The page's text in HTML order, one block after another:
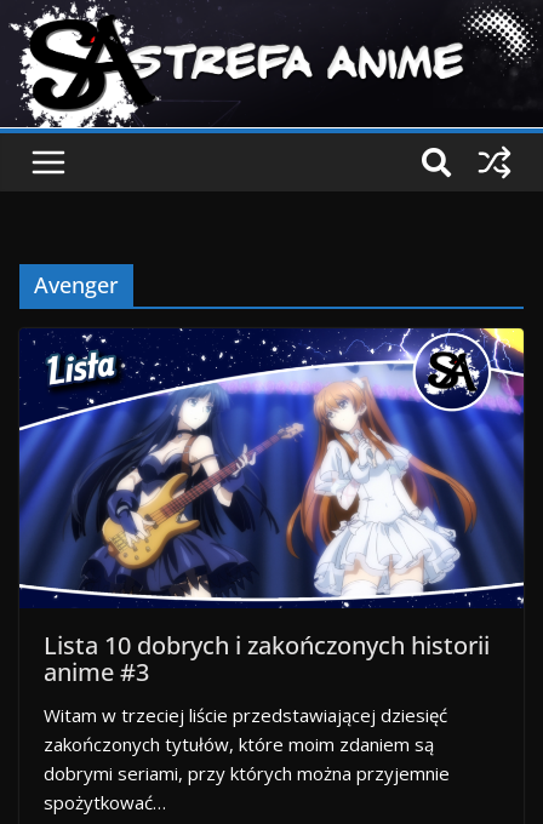
Avenger
Lista 10 dobrych i zakończonych historii
anime #3
Witam w trzeciej liście przedstawiającej dziesięć
zakończonych tytułów, które moim zdaniem są
dobrymi seriami, przy których można przyjemnie
spożytkować…